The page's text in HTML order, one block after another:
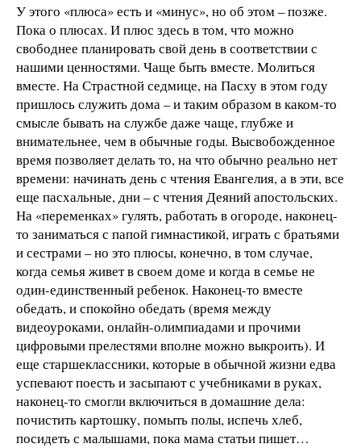
У этого «плюса» есть и «минус», но об этом – позже.
Пока о плюсах. И плюс здесь в том, что можно
свободнее планировать свой день в соответствии с
нашими ценностями. Чаще быть вместе. Молиться
вместе. На Страстной седмице, на Пасху в этом году
пришлось служить дома – и таким образом в каком-то
смысле бывать на службе даже чаще, глубже и
внимательнее, чем в обычные годы. Высвобожденное
время позволяет делать то, на что обычно реально нет
времени: начинать день с чтения Евангелия, а в эти, все
еще пасхальные, дни – с чтения Деяний апостольских.
На «переменках» гулять, работать в огороде, наконец-
то заниматься с папой гимнастикой, играть с братьями
и сестрами – но это плюсы, конечно, в том случае,
когда семья живет в своем доме и когда в семье не
один-единственный ребенок. Наконец-то вместе
обедать, и спокойно обедать (время между
видеоуроками, онлайн-олимпиадами и прочими
цифровыми прелестями вполне можно выкроить). И
еще старшеклассники, которые в обычной жизни едва
успевают поесть и засыпают с учебниками в руках,
наконец-то смогли включиться в домашние дела:
почистить картошку, помыть полы, испечь хлеб,
посидеть с малышами, пока мама статьи пишет…